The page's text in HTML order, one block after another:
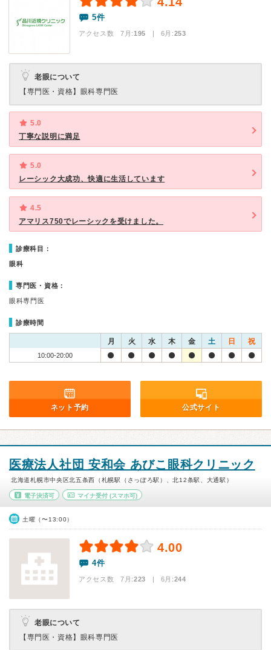
5件
アクセス数 7月:195 | 6月:253
老眼について
【専門医・資格】 眼科専門医
5.0
丁寧な説明に満足
5.0
レーシック大成功、快適に生活しています
4.5
アマリス750でレーシックを受けました。
診療科目：
眼科
専門医・資格：
眼科専門医
診療時間
月 火 水 木 金 土 日 祝
10:00-20:00
ネット予約 公式サイト
医療法人社団 安和会 あびこ眼科クリニック
北海道札幌市中央区北五条西（札幌駅（さっぽろ駅）、北12条駅、大通駅）
電子決済可 マイナ受付(スマホ可)
土曜（〜13:00）
4.00
4件
アクセス数 7月:223 | 6月:244
老眼について
【専門医・資格】 眼科専門医